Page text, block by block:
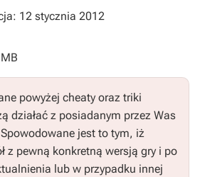
12 stycznia 2012
powyżej cheaty oraz triki
działać z posiadanym przez Was
jest to tym, iż
z pewną konkretną wersją gry i po
lub w przypadku innej